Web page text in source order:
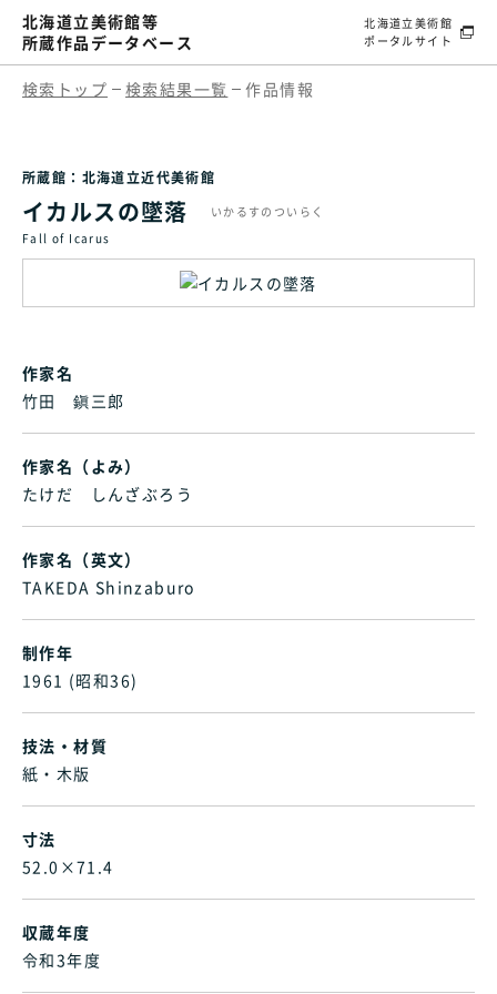
北海道立美術館等
所蔵作品データベース
北海道立美術館
ポータルサイト
検索トップ 検索結果一覧 作品情報
所蔵館：北海道立近代美術館
イカルスの墜落
いかるすのついらく
Fall of Icarus
作家名
竹田 鎭三郎
作家名（よみ）
たけだ しんざぶろう
作家名（英文）
TAKEDA Shinzaburo
制作年
1961 (昭和36)
技法・材質
紙・木版
寸法
52.0×71.4
収蔵年度
令和3年度